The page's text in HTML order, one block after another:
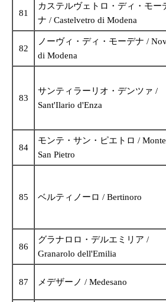
81
カステルヴェトロ・ディ・モー
ナ / Castelvetro di Modena
82
ノーヴィ・ディ・モーデナ /
di Modena
83
サンティラーリオ・デンツァ /
Sant'Ilario d'Enza
84
モンテ・サン・ピエトロ / Monte
San Pietro
85 ベルティノーロ / Bertinoro
86
グラナロロ・デルエミリア /
Granarolo dell'Emilia
87 メデザーノ / Medesano